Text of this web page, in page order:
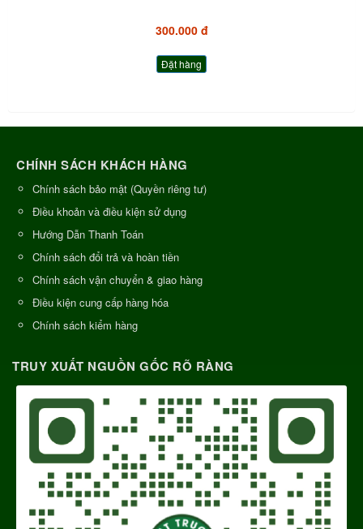
300.000 đ
Đặt hàng
CHÍNH SÁCH KHÁCH HÀNG
Chính sách bảo mật (Quyền riêng tư)
Điều khoản và điều kiện sử dụng
Hướng Dẫn Thanh Toán
Chính sách đổi trả và hoàn tiền
Chính sách vận chuyển & giao hàng
Điều kiện cung cấp hàng hóa
Chính sách kiểm hàng
TRUY XUẤT NGUỒN GỐC RÕ RÀNG